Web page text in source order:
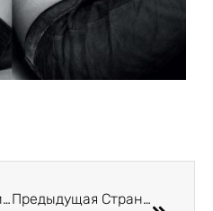
Следующая Страница Предыдущая Страница